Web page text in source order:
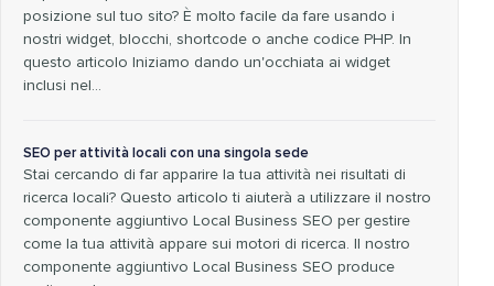
posizione sul tuo sito? È molto facile da fare usando i
nostri widget, blocchi, shortcode o anche codice PHP. In
questo articolo Iniziamo dando un'occhiata ai widget
inclusi nel...
SEO per attività locali con una singola sede
Stai cercando di far apparire la tua attività nei risultati di
ricerca locali? Questo articolo ti aiuterà a utilizzare il nostro
componente aggiuntivo Local Business SEO per gestire
come la tua attività appare sui motori di ricerca. Il nostro
componente aggiuntivo Local Business SEO produce